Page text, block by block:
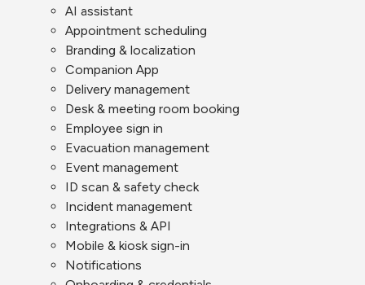
AI assistant
Appointment scheduling
Branding & localization
Companion App
Delivery management
Desk & meeting room booking
Employee sign in
Evacuation management
Event management
ID scan & safety check
Incident management
Integrations & API
Mobile & kiosk sign-in
Notifications